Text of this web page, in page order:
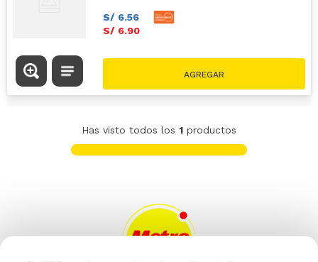
S/ 6.56
S/ 6.90
Has visto todos los 1 productos